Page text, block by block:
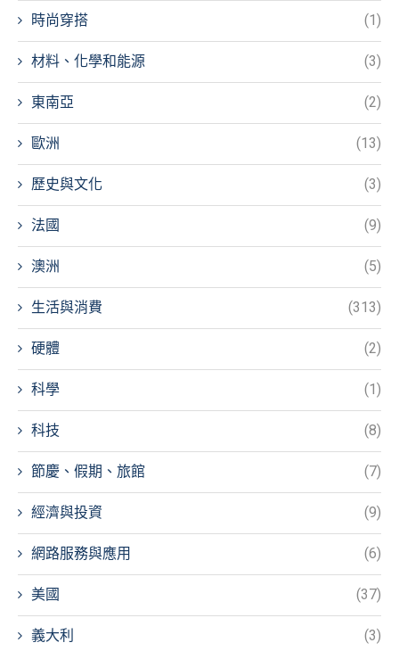
時尚穿搭 (1)
材料、化學和能源 (3)
東南亞 (2)
歐洲 (13)
歷史與文化 (3)
法國 (9)
澳洲 (5)
生活與消費 (313)
硬體 (2)
科學 (1)
科技 (8)
節慶、假期、旅館 (7)
經濟與投資 (9)
網路服務與應用 (6)
美國 (37)
義大利 (3)